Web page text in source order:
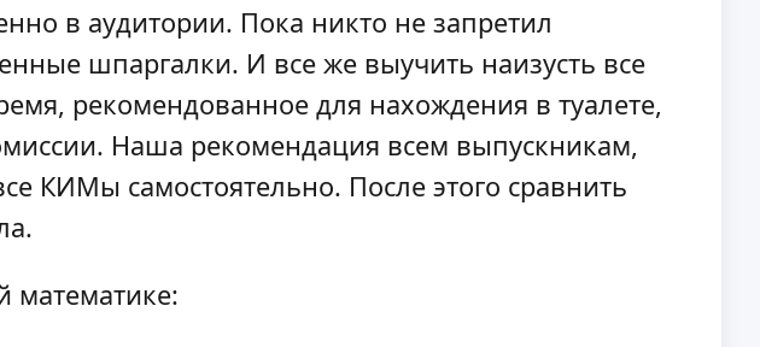
в аудитории. Пока никто не запретил
шпаргалки. И все же выучить наизусть все
рекомендованное для нахождения в туалете,
Наша рекомендация всем выпускникам,
КИМы самостоятельно. После этого сравнить
математике: